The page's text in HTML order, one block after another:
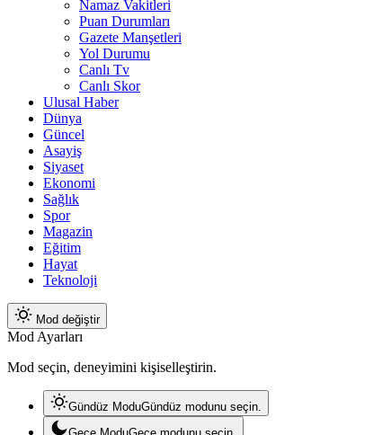
Namaz Vakitleri
Puan Durumları
Gazete Manşetleri
Yol Durumu
Canlı Tv
Canlı Skor
Ulusal Haber
Dünya
Güncel
Asayiş
Siyaset
Ekonomi
Sağlık
Spor
Magazin
Eğitim
Hayat
Teknoloji
Mod değiştir
Mod Ayarları
Mod seçin, deneyimini kişiselleştirin.
Gündüz ModuGündüz modunu seçin.